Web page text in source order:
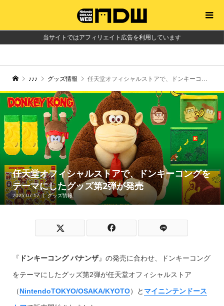
当サイトではアフィリエイト広告を利用しています
♪♪♪ グッズ情報 任天堂オフィシャルストアで、ドンキーコングをテーマにしたグッズ第2弾が発売
任天堂オフィシャルストアで、ドンキーコングを
テーマにしたグッズ第2弾が発売
2025.07.17 グッズ情報
『 ドンキーコング バナンザ』の発売に合わせ、ドンキーコング
をテーマにしたグッズ第2弾が任天堂オフィシャルストア
（NintendoTOKYO/OSAKA/KYOTO）と マイニンテンドース